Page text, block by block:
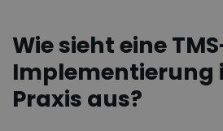
Wie sieht eine
Implementierung
Praxis aus?